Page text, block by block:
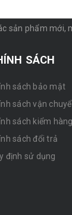
sản phẩm mới,
SÁCH
sách bảo mật
sách vận
sách kiểm hàng
sách đổi trả
định sử dụng